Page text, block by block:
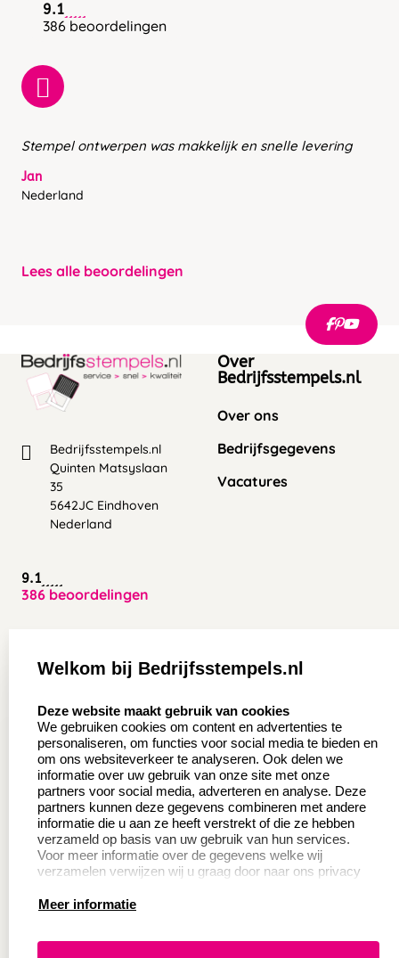
9.1
386 beoordelingen
Stempel ontwerpen was makkelijk en snelle levering
Jan
Nederland
Lees alle beoordelingen
Bedrijfsstempels.nl
Quinten Matsyslaan
35
5642JC Eindhoven
Nederland
9.1
386 beoordelingen
Over
Bedrijfsstempels.nl
Over ons
Bedrijfsgegevens
Vacatures
Wederverkoper
worden
Sale
Betaling & Verzending
Veel gestelde vragen
Retourneren
Herroepingsrecht
Productinformatie:
Instructie voor
Welkom bij Bedrijfsstempels.nl
Deze website maakt gebruik van cookies
We gebruiken cookies om content en advertenties te
personaliseren, om functies voor social media te bieden en
om ons websiteverkeer te analyseren. Ook delen we
informatie over uw gebruik van onze site met onze
partners voor social media, adverteren en analyse. Deze
partners kunnen deze gegevens combineren met andere
informatie die u aan ze heeft verstrekt of die ze hebben
verzameld op basis van uw gebruik van hun services.
Voor meer informatie over de gegevens welke wij
verzamelen verwijzen wij u graag door naar ons privacy
Meer informatie